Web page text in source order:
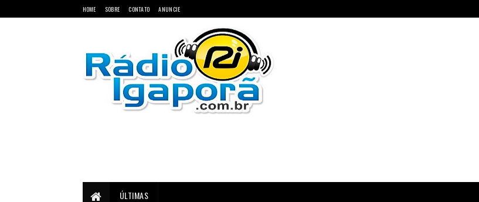
HOME SOBRE CONTATO ANUNCIE
ÚLTIMAS